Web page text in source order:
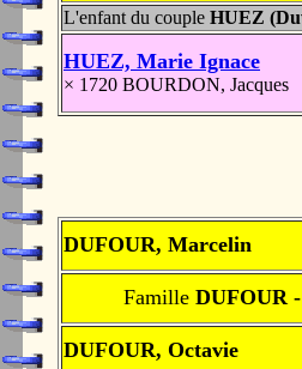
L'enfant du couple HUEZ
HUEZ, Marie Ignace
× 1720 BOURDON, Jacques
DUFOUR, Marcelin
FamilleDUFOUR
DUFOUR, Octavie